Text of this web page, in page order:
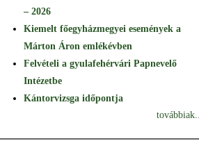
– 2026
Kiemelt főegyházmegyei események a
Márton Áron emlékévben
Felvételi a gyulafehérvári Papnevelő
Intézetbe
Kántorvizsga időpontja
továbbiak...